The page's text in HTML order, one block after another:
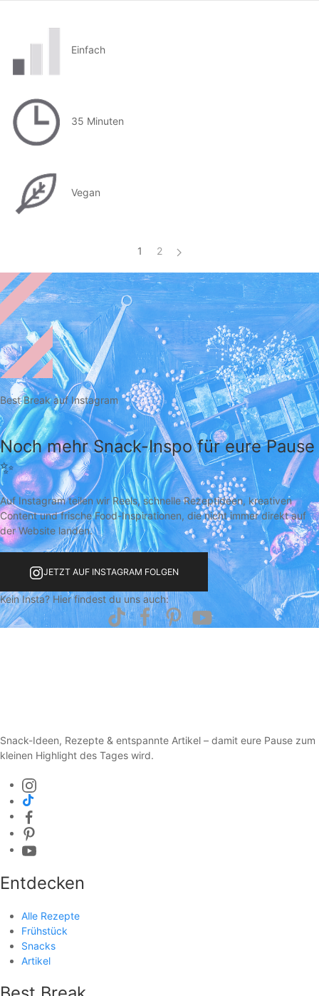
Einfach
35 Minuten
Vegan
1 2
Best Break auf Instagram
Noch mehr Snack-Inspo für eure Pause
✨
Auf Instagram teilen wir Reels, schnelle Rezeptideen, kreativen
Content und frische Food-Inspirationen, die nicht immer direkt auf
der Website landen.
JETZT AUF INSTAGRAM FOLGEN
Kein Insta? Hier findest du uns auch:
Snack-Ideen, Rezepte & entspannte Artikel – damit eure Pause zum
kleinen Highlight des Tages wird.
Entdecken
Alle Rezepte
Frühstück
Snacks
Artikel